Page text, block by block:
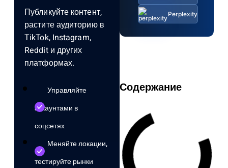
Публикуйте контент,
растите аудиторию в
TikTok, Instagram,
Reddit и других
платформах.
Управляйте
аккаунтами в
соцсетях
Меняйте локации,
тестируйте рынки
Perplexity
Содержание